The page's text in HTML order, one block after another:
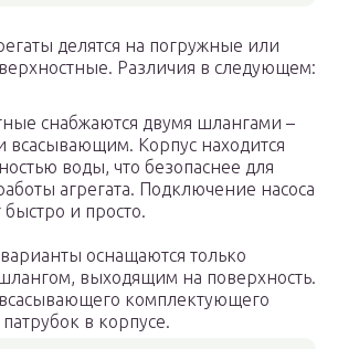
делятся на погружные или
Различия в следующем:
снабжаются двумя шлангами –
всасывающим. Корпус находится
воды, что безопаснее для
агрегата. Подключение насоса
быстро и просто.
оснащаются только
выходящим на поверхность.
комплектующего
в корпусе.